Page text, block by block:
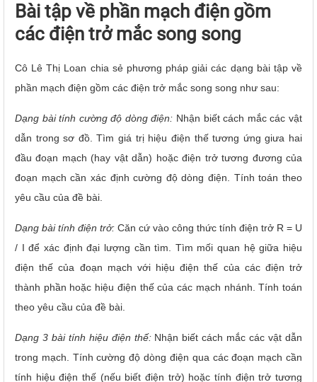
Bài tập về phần mạch điện gồm
các điện trở mắc song song
Cô Lê Thị Loan chia sẻ phương pháp giải các dạng bài tập về
phần mạch điện gồm các điện trở mắc song song như sau:
Dạng bài tính cường độ dòng điện: Nhận biết cách mắc các vật
dẫn trong sơ đồ. Tìm giá trị hiệu điện thế tương ứng giưa hai
đầu đoạn mạch (hay vật dẫn) hoặc điện trở tương đương của
đoạn mạch cần xác định cường độ dòng điện. Tính toán theo
yêu cầu của đề bài.
Dạng bài tính điện trở: Căn cứ vào công thức tính điện trở R = U
/ I để xác định đại lượng cần tìm. Tìm mối quan hệ giữa hiệu
điện thế của đoạn mạch với hiệu điện thế của các điện trở
thành phần hoặc hiệu điện thế của các mạch nhánh. Tính toán
theo yêu cầu của đề bài.
Dạng 3 bài tính hiệu điện thế: Nhận biết cách mắc các vật dẫn
trong mạch. Tính cường độ dòng điện qua các đoạn mạch cần
tính hiệu điện thế (nếu biết điện trở) hoặc tính điện trở tương